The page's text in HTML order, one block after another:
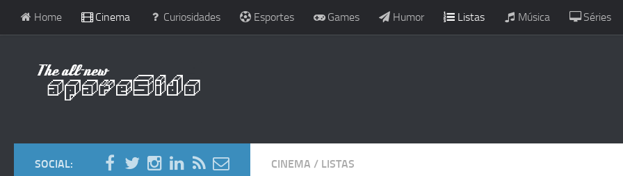
Home Cinema Curiosidades Esportes Games Humor Listas Música Séries
CINEMA / LISTAS
SOCIAL: